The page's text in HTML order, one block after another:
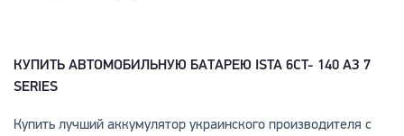
КУПИТЬ АВТОМОБИЛЬНУЮ БАТАРЕЮ ISTA 6CT- 140 АЗ 7
SERIES
Купить лучший аккумулятор украинского производителя с